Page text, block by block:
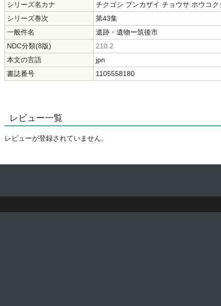
シリーズ名カナ
チクゴシ ブンカザイ チョウサ ホウコク
シリーズ巻次
第43集
一般件名
遺跡・遺物ー筑後市
NDC分類(8版)
210.2
本文の言語
jpn
書誌番号
1105558180
レビュー一覧
レビューが登録されていません。